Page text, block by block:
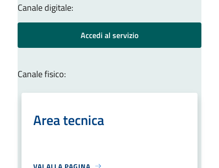
Canale digitale:
Accedi al servizio
Canale fisico:
Area tecnica